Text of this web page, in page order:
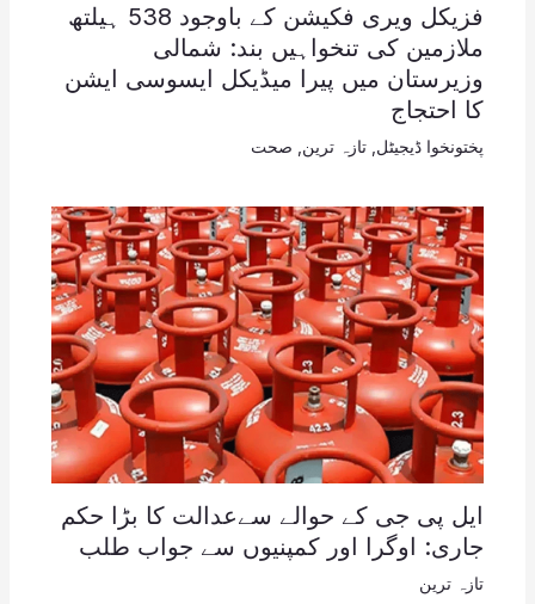
فزیکل ویری فکیشن کے باوجود 538 ہیلتھ
ملازمین کی تنخواہیں بند: شمالی
وزیرستان میں پیرا میڈیکل ایسوسی ایشن
کا احتجاج
پختونخوا ڈیجیٹل تازہ ترین صحت
ایل پی جی کے حوالے سےعدالت کا بڑا حکم
جاری: اوگرا اور کمپنیوں سے جواب طلب
تازہ ترین